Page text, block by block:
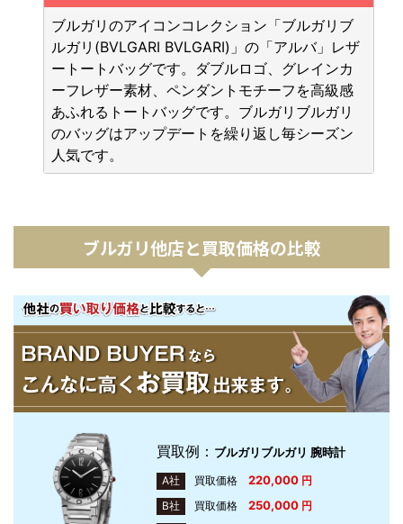
ブルガリのアイコンコレクション「ブルガリブ
ルガリ(BVLGARI BVLGARI)」の「アルバ」レザ
ートートバッグです。ダブルロゴ、グレインカ
ーフレザー素材、ペンダントモチーフを高級感
あふれるトートバッグです。ブルガリブルガリ
のバッグはアップデートを繰り返し毎シーズン
人気です。
ブルガリ他店と買取価格の比較
買取例： ブルガリブルガリ 腕時計
A社 買取価格 220,000円
B社
買取価格 250,000円